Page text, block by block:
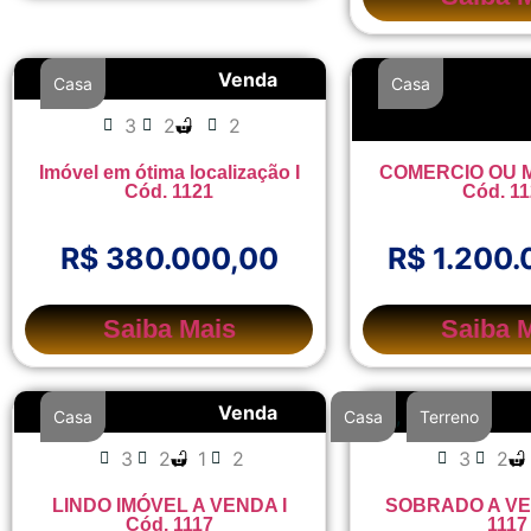
Venda
Casa
3 2 2
Imóvel em ótima localização I
Cód. 1121
R$ 380.000,00
Saiba Mais
Casa
COMERCIO OU
Cód.
R$
Saiba
Venda
Casa
3 2 1 2
LINDO IMÓVEL A VENDA I
Cód. 1117
Casa , Terreno
3 2
SOBRADO A
1117